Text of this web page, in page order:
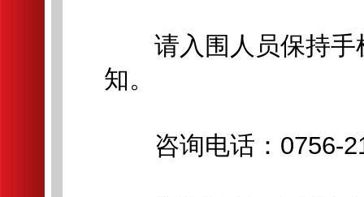
请入围人员保持手
知。
咨询电话：0756-